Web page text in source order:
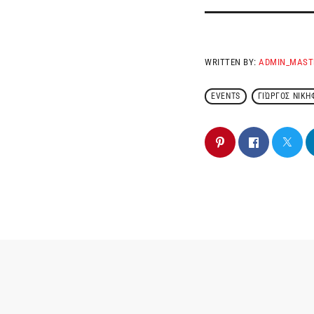
WRITTEN BY:
EVENTS ΓΙΏΡΓΟΣ